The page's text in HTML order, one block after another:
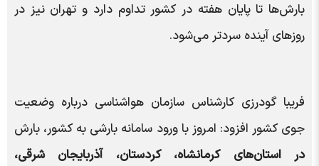
بارش‌ها تا پایان هفته در کشور تداوم دارد و تهران نیز در
روزهای آینده سردتر می‌شود.
فریبا گودرزی کارشناس سازمان هواشناسی درباره وضعیت
جوی کشور افزود: امروز با ورود سامانه بارشی به کشور، بارش
در استان‌های کرمانشاه، کردستان، آذربایجان شرقی،